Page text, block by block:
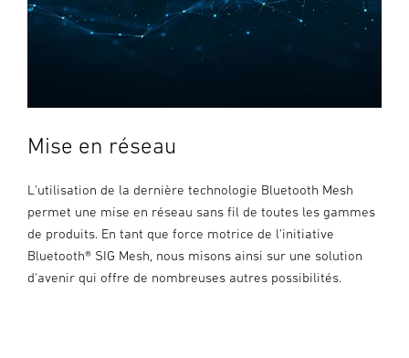
Mise en réseau
L'utilisation de la dernière technologie Bluetooth Mesh
permet une mise en réseau sans fil de toutes les gammes
de produits. En tant que force motrice de l'initiative
Bluetooth® SIG Mesh, nous misons ainsi sur une solution
d'avenir qui offre de nombreuses autres possibilités.